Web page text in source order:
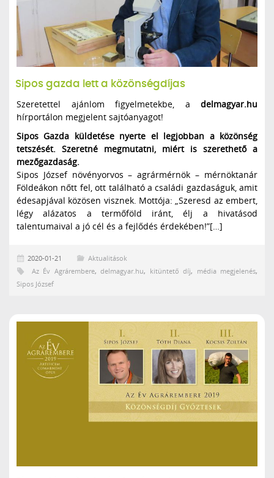
Sipos gazda lett a közönségdíjas
Szeretettel ajánlom figyelmetekbe, a delmagyar.hu
hírportálon megjelent sajtóanyagot!
Sipos Gazda küldetése nyerte el legjobban a közönség
tetszését. Szeretné megmutatni, miért is szerethető a
mezőgazdaság.
Sipos József növényorvos – agrármérnök – mérnöktanár
Földeákon nőtt fel, ott található a családi gazdaságuk, amit
édesapjával közösen visznek. Mottója: „Szeresd az embert,
légy alázatos a termőföld iránt, élj a hivatásod
talentumaival a jó cél és a fejlődés érdekében!”[…]
2020-01-21
Aktualitások
Az Év Agrárembere,delmagyar.hu, kitüntető díj, média megjelenés,
Sipos József